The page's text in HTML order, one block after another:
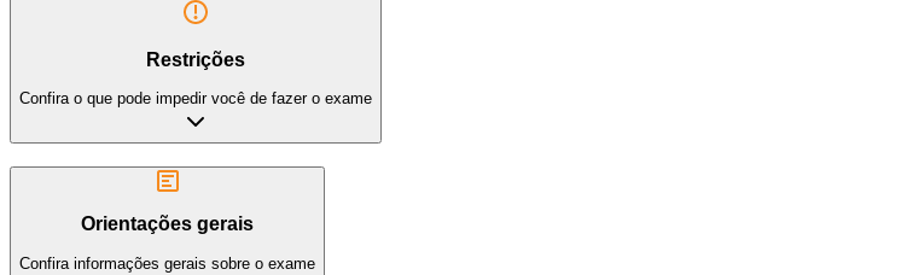
Restrições
Confira o que pode impedir você de fazer o exame
Orientações gerais
Confira informações gerais sobre o exame